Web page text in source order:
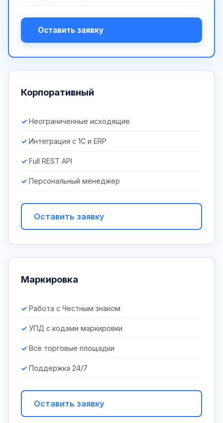
Оставить заявку
Корпоративный
Неограниченные исходящие
Интеграция с 1С и ERP
Full REST API
Персональный менеджер
Оставить заявку
Маркировка
Работа с Честным знаком
УПД с кодами маркировки
Все торговые площадки
Поддержка 24/7
Оставить заявку